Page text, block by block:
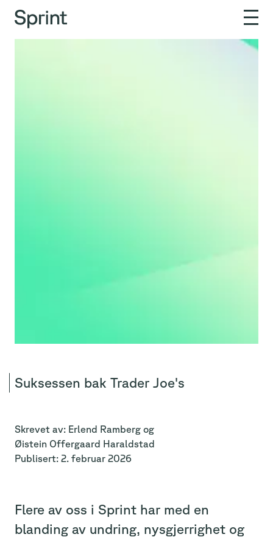
Suksessen bak Trader Joe's
Skrevet av: Erlend Ramberg og
Øistein Offergaard Haraldstad
Publisert: 2. februar 2026
Flere av oss i Sprint har med en
blanding av undring, nysgjerrighet og